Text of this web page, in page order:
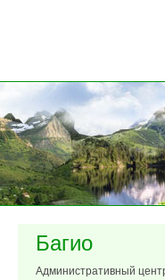
Багио
Административный